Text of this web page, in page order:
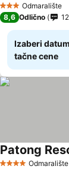
3 ZvezdiceOdmaralište
8,6 Odlično
Izaberi
tačne cene
4 ZvezdiceOdmaralište
Patong